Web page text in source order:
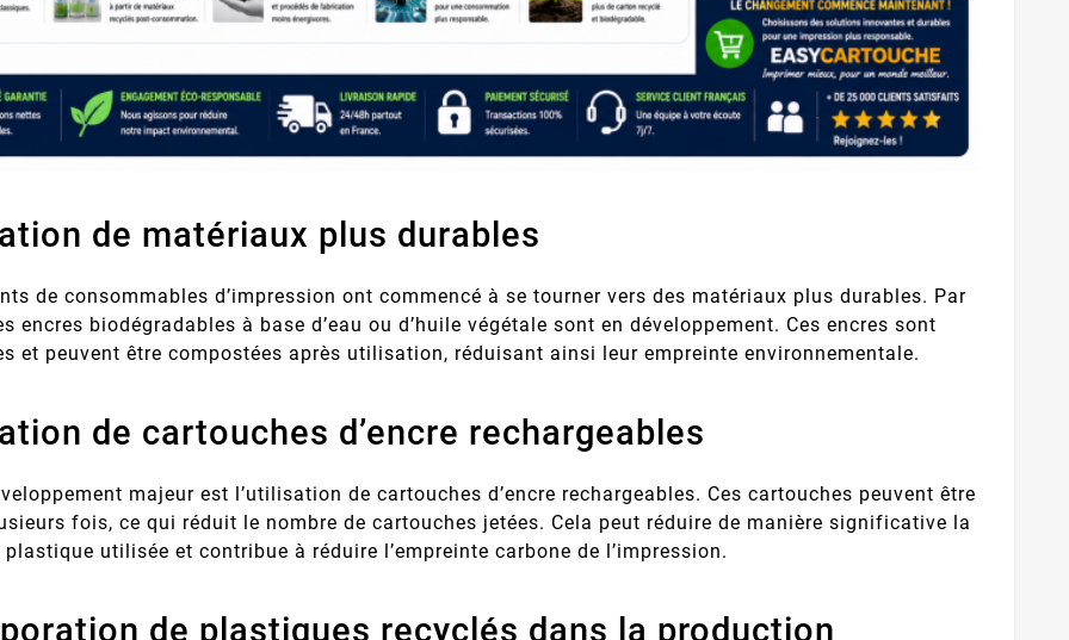
de matériaux plus durables
de consommables d’impression ont commencé à se tourner vers des matériaux plus durables. Par
encres biodégradables à base d’eau ou d’huile végétale sont en développement. Ces encres sont
et peuvent être compostées après utilisation, réduisant ainsi leur empreinte environnementale.
de cartouches d’encre rechargeables
majeur est l’utilisation de cartouches d’encre rechargeables. Ces cartouches peuvent être
fois, ce qui réduit le nombre de cartouches jetées. Cela peut réduire de manière significative la
utilisée et contribue à réduire l’empreinte carbone de l’impression.
de plastiques recyclés dans la production